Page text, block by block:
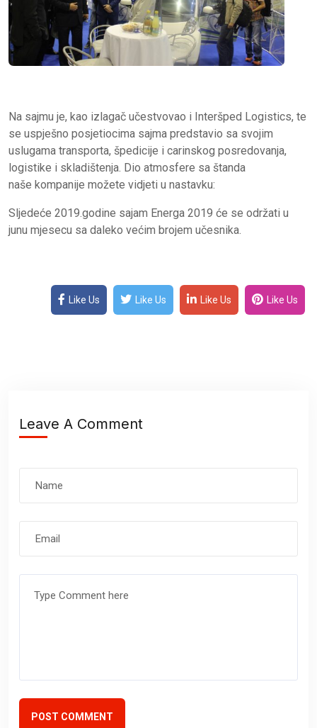
Na sajmu je, kao izlagač učestvovao i Interšped Logistics, te
se uspješno posjetiocima sajma predstavio sa svojim
uslugama transporta, špedicije i carinskog posredovanja,
logistike i skladištenja. Dio atmosfere sa štanda
naše kompanije možete vidjeti u nastavku:
Sljedeće 2019.godine sajam Energa 2019 će se održati u
junu mjesecu sa daleko većim brojem učesnika.
Like Us Like Us Like Us Like Us
Leave A Comment
POST COMMENT